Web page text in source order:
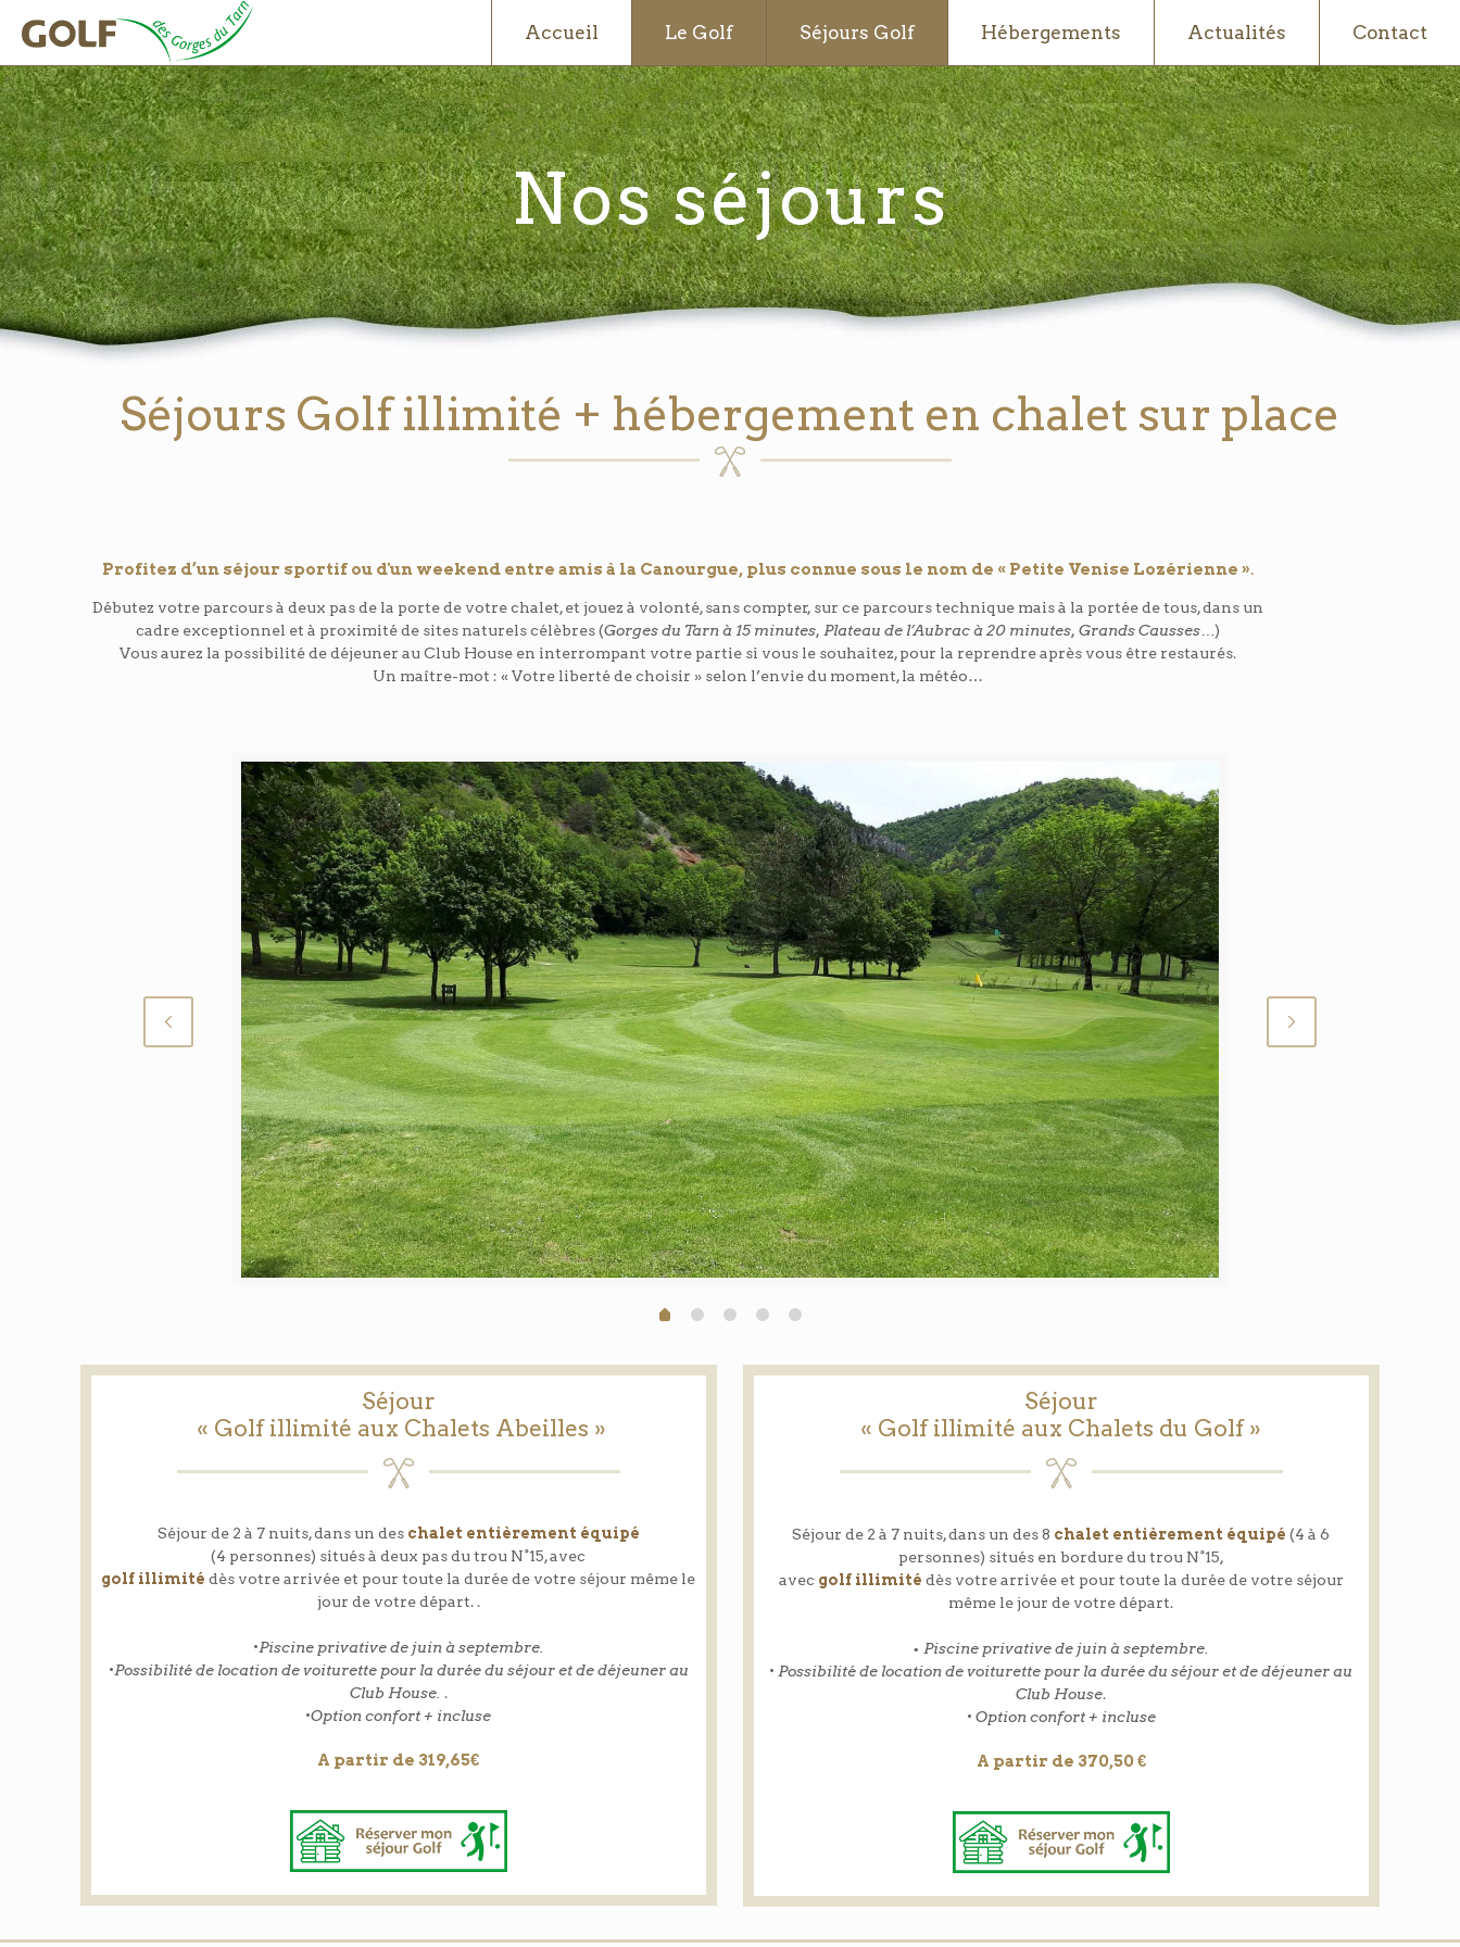
Accueil Le Golf Séjours Golf Hébergements Actualités Contact
Nos séjours
Séjours Golf illimité + hébergement en chalet sur place
Profitez d’un séjour sportif ou d'un weekend entre amis à la Canourgue, plus connue sous le nom de « Petite Venise Lozérienne ».
Débutez votre parcours à deux pas de la porte de votre chalet, et jouez à volonté, sans compter, sur ce parcours technique mais à la portée de tous, dans un
cadre exceptionnel et à proximité de sites naturels célèbres (Gorges du Tarn à 15 minutes, Plateau de l’Aubrac à 20 minutes, Grands Causses…)
Vous aurez la possibilité de déjeuner au Club House en interrompant votre partie si vous le souhaitez, pour la reprendre après vous être restaurés.
Un maître-mot : « Votre liberté de choisir » selon l’envie du moment, la météo…
Séjour
« Golf illimité aux Chalets Abeilles »
Séjour de 2 à 7 nuits, dans un des chalet entièrement équipé
(4 personnes) situés à deux pas du trou N°15, avec
golf illimité dès votre arrivée et pour toute la durée de votre séjour même le
jour de votre départ. .
•Piscine privative de juin à septembre.
•Possibilité de location de voiturette pour la durée du séjour et de déjeuner au
Club House. .
•Option confort + incluse
A partir de 319,65€
Séjour
« Golf illimité aux Chalets du Golf »
Séjour de 2 à 7 nuits, dans un des 8 chalet entièrement équipé (4 à 6
personnes) situés en bordure du trou N°15,
avec golf illimité dès votre arrivée et pour toute la durée de votre séjour
même le jour de votre départ.
• Piscine privative de juin à septembre.
• Possibilité de location de voiturette pour la durée du séjour et de déjeuner au
Club House.
• Option confort + incluse
A partir de 370,50 €